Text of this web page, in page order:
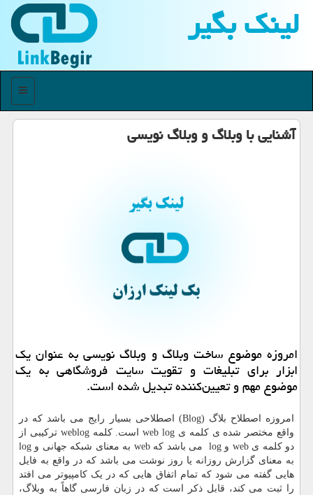
لینك بگیر
منو
آشنایی با وبلاگ و وبلاگ نویسی
امروزه موضوع ساخت وبلاگ و وبلاگ نویسی به عنوان یک
ابزار برای تبلیغات و تقویت سایت فروشگاهی به یک
موضوع مهم و تعیین‌کننده تبدیل شده است.
امروزه اصطلاح بلاگ (Blog) اصطلاحی بسیار رایج می باشد که در
واقع مختصر شده‌ ی کلمه ی web logاست. کلمهweblog ترکیبی از
دو کلمه یweb وlog می باشد کهweb به معنای شبکه جهانی و log
به معنای گزارش روزانه یا روز نوشت می باشد که در واقع به فایل
هایی گفته می شود که تمام اتفاق هایی که در یک کامپیوتر می افتد
را ثبت می کند، قابل ذکر است که در زبان فارسی گاهاً به وبلاگ،